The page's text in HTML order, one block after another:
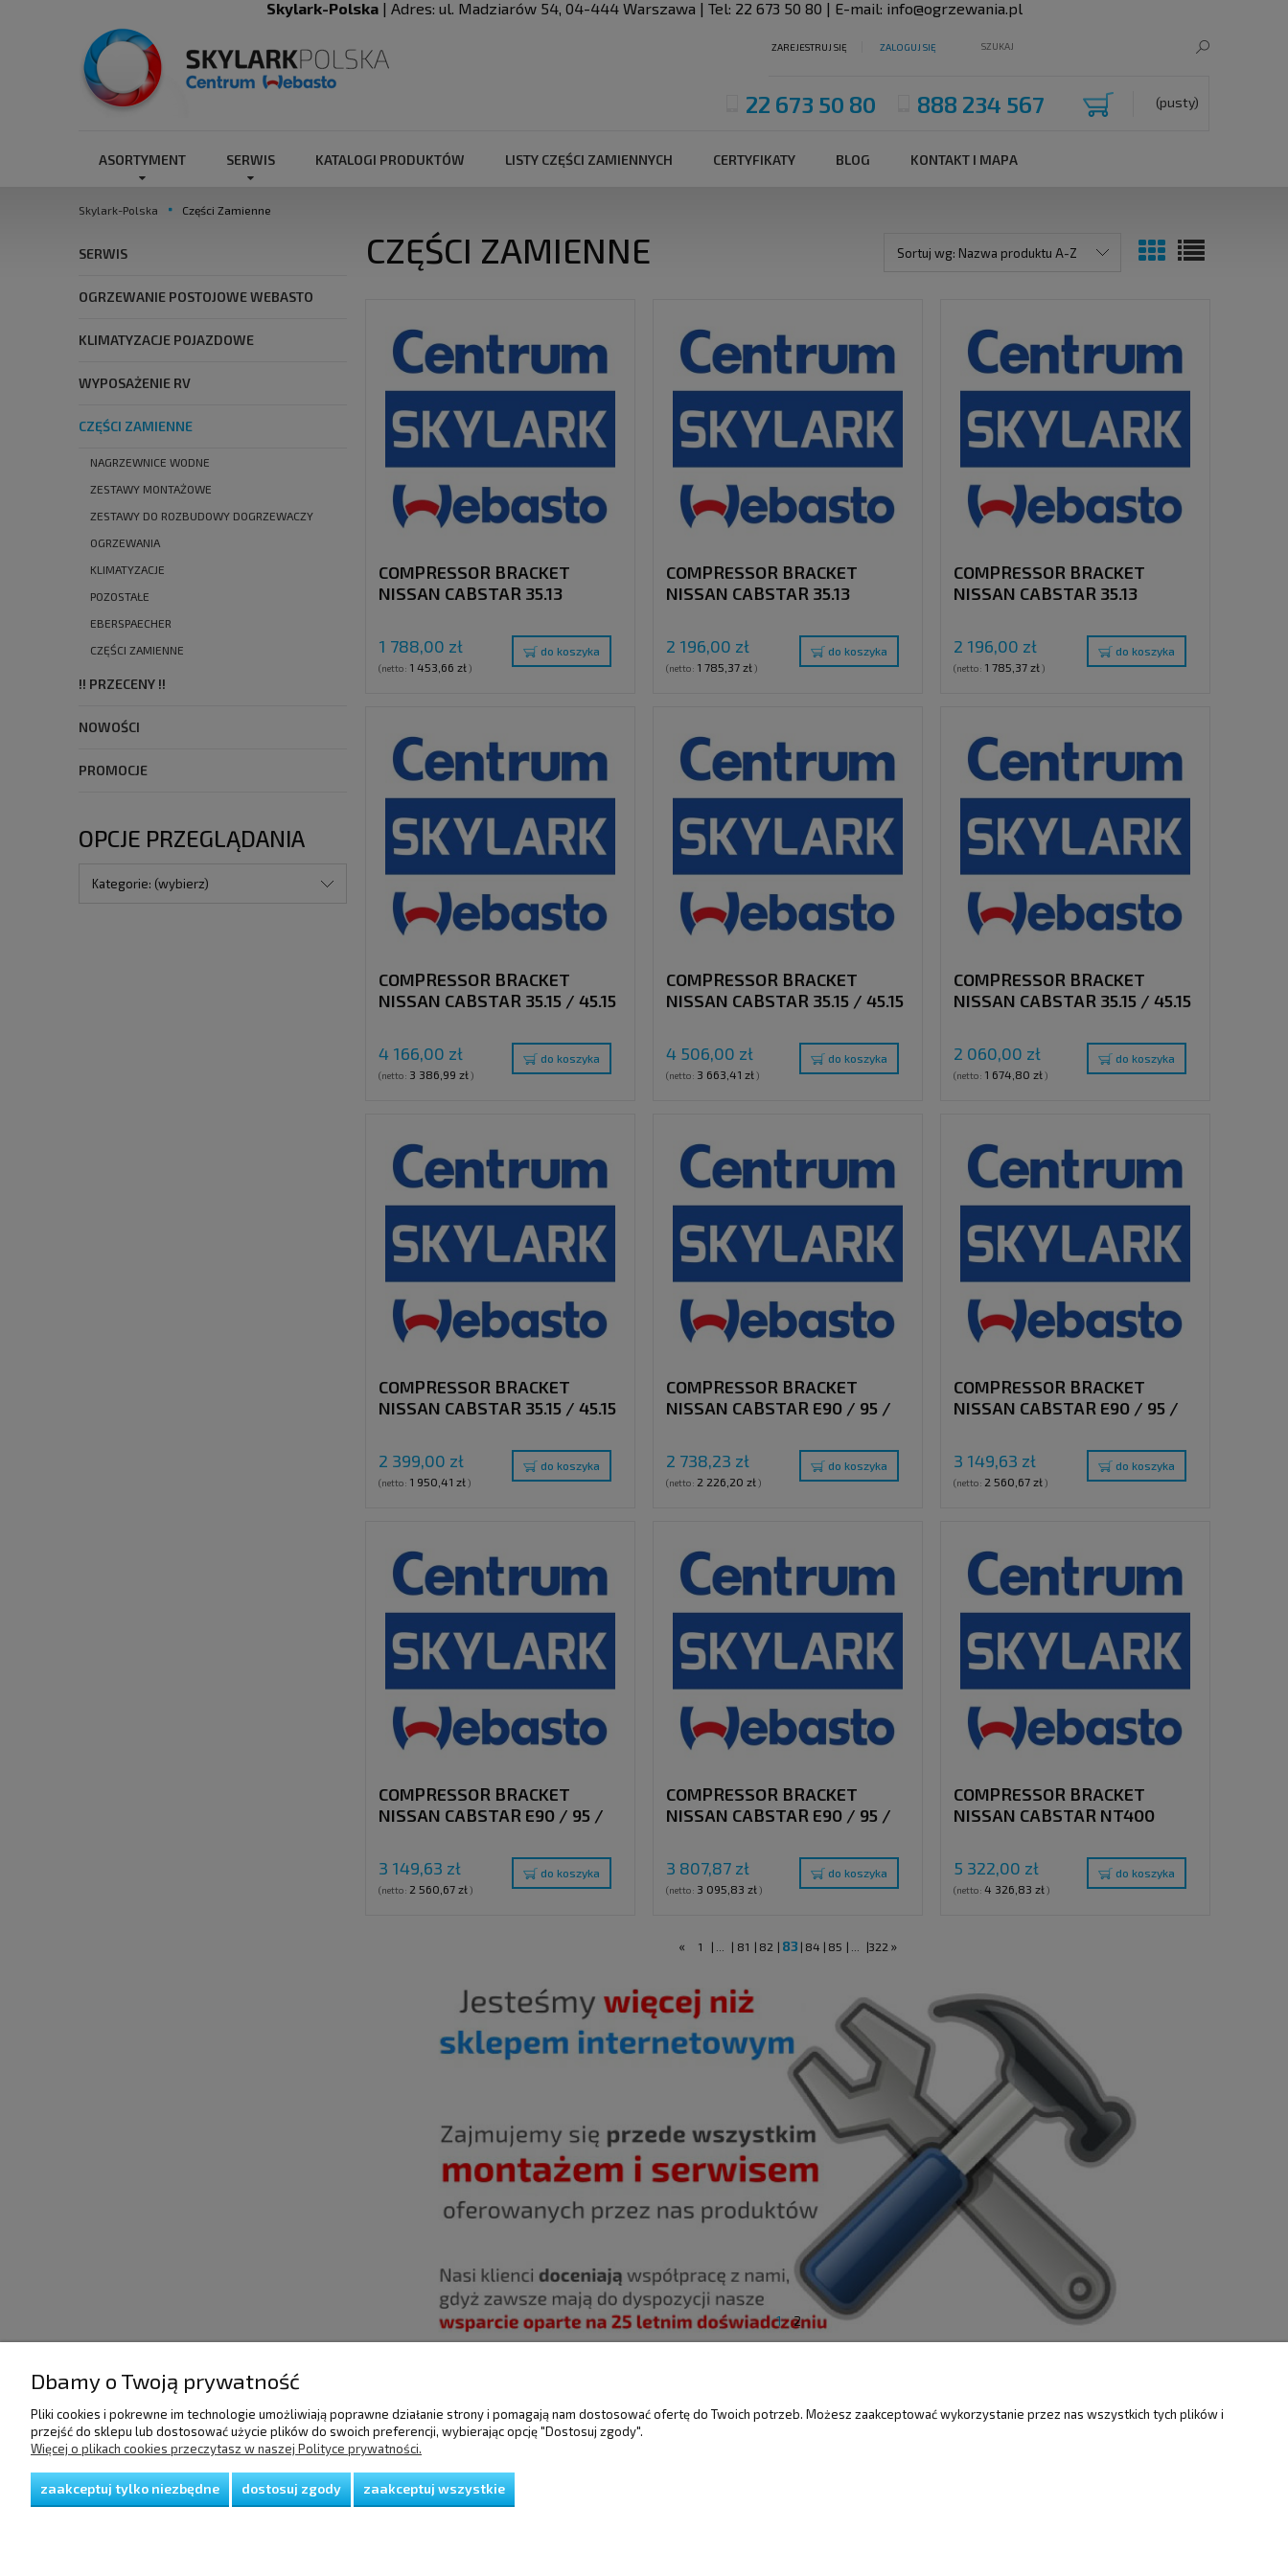
Skylark-Polska| Adres: ul. Madziarów 54, 04-444 Warszawa | Tel: 22 673 50 80 | E-mail: info@ogrzewania.pl
ZAREJESTRUJ SIĘ ZALOGUJ SIĘ
(pusty)
22 673 50 80 888 234 567
ASORTYMENT SERWIS KATALOGI PRODUKTÓW LISTY CZĘŚCI ZAMIENNYCH CERTYFIKATY BLOG KONTAKT I MAPA
Skylark-Polska Części Zamienne
SERWIS
OGRZEWANIE POSTOJOWE WEBASTO
KLIMATYZACJE POJAZDOWE
WYPOSAŻENIE RV
CZĘŚCI ZAMIENNE
NAGRZEWNICE WODNE
ZESTAWY MONTAŻOWE
ZESTAWY DO ROZBUDOWY DOGRZEWACZY
OGRZEWANIA
KLIMATYZACJE
POZOSTAŁE
EBERSPAECHER
CZĘŚCI ZAMIENNE
!! PRZECENY !!
NOWOŚCI
PROMOCJE
OPCJE PRZEGLĄDANIA
Kategorie: (wybierz)
CZĘŚCI ZAMIENNE Sortuj wg: Nazwa produktu A-Z
COMPRESSOR BRACKET
NISSAN CABSTAR 35.13
1 788,00 zł
(netto: 1 453,66 zł)
do koszyka
COMPRESSOR BRACKET
NISSAN CABSTAR 35.13
CLUTCH PULLEY "E"
2 196,00 zł
(netto: 1 785,37 zł)
do koszyka
COMPRESSOR BRACKET
NISSAN CABSTAR 35.13
CLUTCH PULLEY "S"
2 196,00 zł
(netto: 1 785,37 zł)
do koszyka
COMPRESSOR BRACKET
NISSAN CABSTAR 35.15 / 45.15
4 166,00 zł
(netto: 3 386,99 zł)
do koszyka
COMPRESSOR BRACKET
NISSAN CABSTAR 35.15 / 45.15
WITH CLUTCH PULLEY "E"
4 506,00 zł
(netto: 3 663,41 zł)
do koszyka
COMPRESSOR BRACKET
NISSAN CABSTAR 35.15 / 45.15
2 060,00 zł
(netto: 1 674,80 zł)
do koszyka
COMPRESSOR BRACKET
NISSAN CABSTAR 35.15 / 45.15
WITH CLUTCH PULLEY "E"
2 399,00 zł
(netto: 1 950,41 zł)
do koszyka
COMPRESSOR BRACKET
NISSAN CABSTAR E90 / 95 /
2 738,23 zł
(netto: 2 226,20 zł)
do koszyka
COMPRESSOR BRACKET
NISSAN CABSTAR E90 / 95 /
WITH CLUTCH PULLEY "E"
3 149,63 zł
(netto: 2 560,67 zł)
do koszyka
COMPRESSOR BRACKET
NISSAN CABSTAR E90 / 95 /
WITH CLUTCH PULLEY "S"
3 149,63 zł
(netto: 2 560,67 zł)
do koszyka
COMPRESSOR BRACKET
NISSAN CABSTAR E90 / 95 /
3 807,87 zł
(netto: 3 095,83 zł)
do koszyka
COMPRESSOR BRACKET
NISSAN CABSTAR NT400
A/C (TM-13/15/16 / QP-
13/15/16)
5 322,00 zł
(netto: 4 326,83 zł)
do koszyka
« 1 | | 81 | 82 | 83 | 84 | 85 | |322 »
1 2
POMOC
Regulamin
DOSTAWA I PŁATNOŚCI
Raty/Leasing
Koszty dostawy
Czas realizacji zamówień
MOJE KONTO GWARANCJA I ZWROTY O FIRMIE
Dbamy o Twoją prywatność
Pliki cookies i pokrewne im technologie umożliwiają poprawne działanie strony i pomagają nam dostosować ofertę do Twoich potrzeb. Możesz zaakceptować wykorzystanie przez nas wszystkich tych plików i
przejść do sklepu lub dostosować użycie plików do swoich preferencji, wybierając opcję "Dostosuj zgody".
Więcej o plikach cookies przeczytasz w naszej Polityce prywatności.
zaakceptuj tylko niezbędne dostosuj zgody zaakceptuj wszystkie